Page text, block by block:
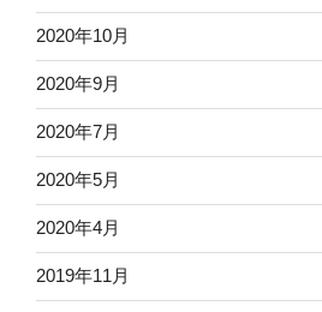
2020年10月
2020年9月
2020年7月
2020年5月
2020年4月
2019年11月